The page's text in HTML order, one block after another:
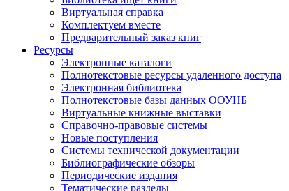
Виртуальная справка
Комплектуем вместе
Предварительный заказ книг
Ресурсы
Электронные каталоги
Полнотекстовые ресурсы удаленного доступа
Электронная библиотека
Полнотекстовые базы данных ООУНБ
Виртуальные книжные выставки
Справочно-правовые системы
Новые поступления
Cистемы технической документации
Библиографические обзоры
Периодические издания
Тематические разделы